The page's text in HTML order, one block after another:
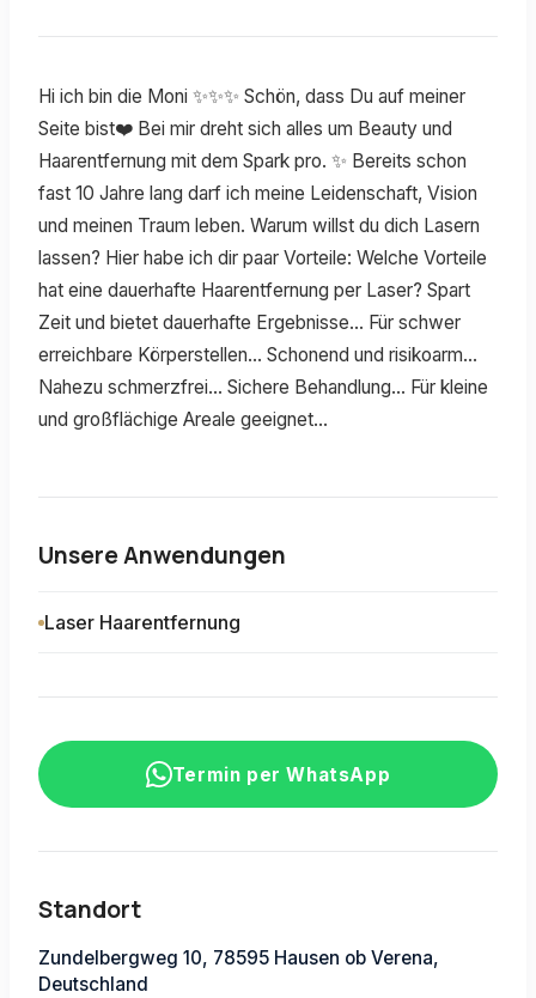
Hi ich bin die Moni ✨✨✨ Schön, dass Du auf meiner
Seite bist❤️ Bei mir dreht sich alles um Beauty und
Haarentfernung mit dem Spark pro. ✨ Bereits schon
fast 10 Jahre lang darf ich meine Leidenschaft, Vision
und meinen Traum leben. Warum willst du dich Lasern
lassen? Hier habe ich dir paar Vorteile: Welche Vorteile
hat eine dauerhafte Haarentfernung per Laser? Spart
Zeit und bietet dauerhafte Ergebnisse... Für schwer
erreichbare Körperstellen... Schonend und risikoarm...
Nahezu schmerzfrei... Sichere Behandlung... Für kleine
und großflächige Areale geeignet...
Unsere Anwendungen
Laser Haarentfernung
Termin per WhatsApp
Standort
Zundelbergweg 10, 78595 Hausen ob Verena,
Deutschland